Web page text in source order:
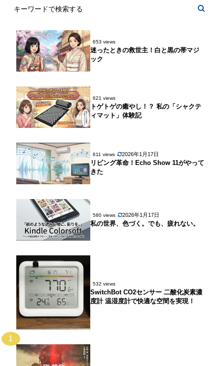
653 views
迷ったときの救世主！白と黒の帯マジ
ック
621 views
トゲトゲの癒やし！？ 私の「シャクテ
ィマット」体験記
611 views 2026年1月17日
リビング革命！Echo Show 11がやって
きた
580 views 2026年1月17日
私の世界、色づく。でも、疲れない。
532 views
SwitchBot CO2センサー 二酸化炭素濃
度計 温湿度計で快適な空間を実現！
1